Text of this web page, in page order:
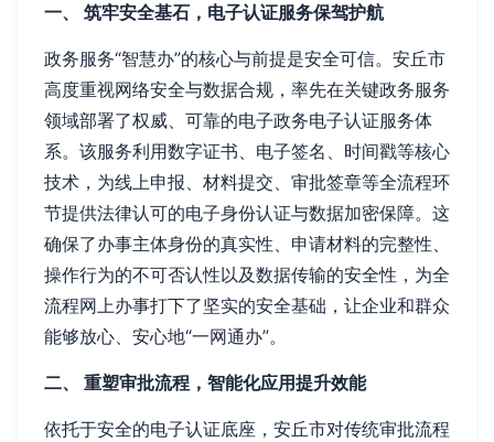
一、 筑牢安全基石，电子认证服务保驾护航
政务服务“智慧办”的核心与前提是安全可信。安丘市
高度重视网络安全与数据合规，率先在关键政务服务
领域部署了权威、可靠的电子政务电子认证服务体
系。该服务利用数字证书、电子签名、时间戳等核心
技术，为线上申报、材料提交、审批签章等全流程环
节提供法律认可的电子身份认证与数据加密保障。这
确保了办事主体身份的真实性、申请材料的完整性、
操作行为的不可否认性以及数据传输的安全性，为全
流程网上办事打下了坚实的安全基础，让企业和群众
能够放心、安心地“一网通办”。
二、 重塑审批流程，智能化应用提升效能
依托于安全的电子认证底座，安丘市对传统审批流程